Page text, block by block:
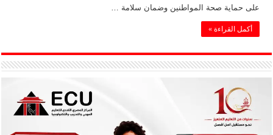
على حماية صحة المواطنين وضمان سلامة …
أكمل القراءة »